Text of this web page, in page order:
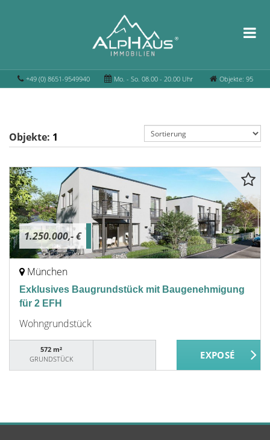
+49 (0) 8651-9549940 Mo. - So. 08.00 - 20.00 Uhr Objekte: 95
Objekte: 1
1.250.000,- €
München
Exklusives Baugrundstück mit Baugenehmigung
für 2 EFH
Wohngrundstück
572 m²
GRUNDSTÜCK